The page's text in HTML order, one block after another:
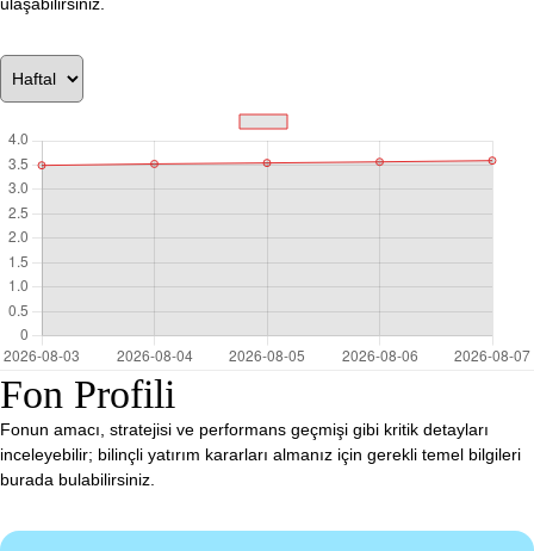
Fon Profili
Fonun amacı, stratejisi ve performans geçmişi gibi kritik detayları
inceleyebilir; bilinçli yatırım kararları almanız için gerekli temel bilgileri
burada bulabilirsiniz.